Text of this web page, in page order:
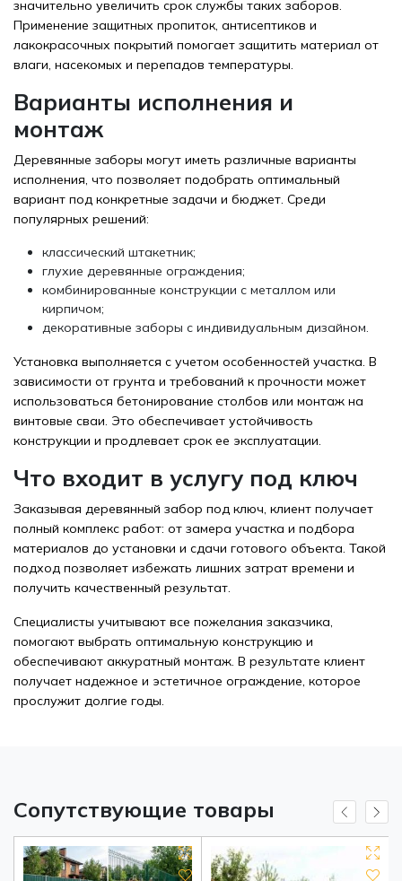
значительно увеличить срок службы таких заборов.
Применение защитных пропиток, антисептиков и
лакокрасочных покрытий помогает защитить материал от
влаги, насекомых и перепадов температуры.
Варианты исполнения и
монтаж
Деревянные заборы могут иметь различные варианты
исполнения, что позволяет подобрать оптимальный
вариант под конкретные задачи и бюджет. Среди
популярных решений:
классический штакетник;
глухие деревянные ограждения;
комбинированные конструкции с металлом или
кирпичом;
декоративные заборы с индивидуальным дизайном.
Установка выполняется с учетом особенностей участка. В
зависимости от грунта и требований к прочности может
использоваться бетонирование столбов или монтаж на
винтовые сваи. Это обеспечивает устойчивость
конструкции и продлевает срок ее эксплуатации.
Что входит в услугу под ключ
Заказывая деревянный забор под ключ, клиент получает
полный комплекс работ: от замера участка и подбора
материалов до установки и сдачи готового объекта. Такой
подход позволяет избежать лишних затрат времени и
получить качественный результат.
Специалисты учитывают все пожелания заказчика,
помогают выбрать оптимальную конструкцию и
обеспечивают аккуратный монтаж. В результате клиент
получает надежное и эстетичное ограждение, которое
прослужит долгие годы.
Сопутствующие товары